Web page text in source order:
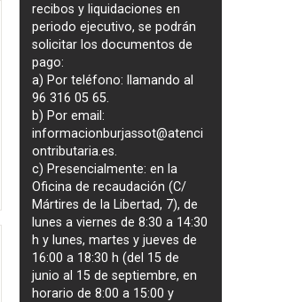
recibos y liquidaciones en
periodo ejecutivo, se podrán
solicitar los documentos de
pago:
a) Por teléfono: llamando al
96 316 05 65.
b) Por email:
informacionburjassot@atenci
ontributaria.es.
c) Presencialmente: en la
Oficina de recaudación (C/
Mártires de la Libertad, 7), de
lunes a viernes de 8:30 a 14:30
h y lunes, martes y jueves de
16:00 a 18:30 h (del 15 de
junio al 15 de septiembre, en
horario de 8:00 a 15:00 y